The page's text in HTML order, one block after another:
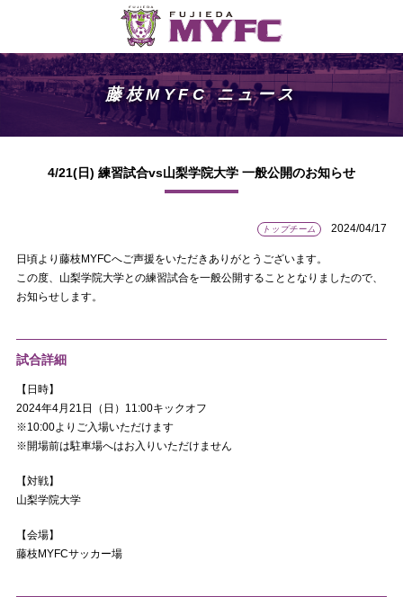
藤枝MYFC ニュース
4/21(日) 練習試合vs山梨学院大学 一般公開のお知らせ
トップチーム 2024/04/17
日頃より藤枝MYFCへご声援をいただきありがとうございます。
この度、山梨学院大学との練習試合を一般公開することとなりましたので、
お知らせします。
試合詳細
【日時】
2024年4月21日（日）11:00キックオフ
※10:00よりご入場いただけます
※開場前は駐車場へはお入りいただけません
【対戦】
山梨学院大学
【会場】
藤枝MYFCサッカー場